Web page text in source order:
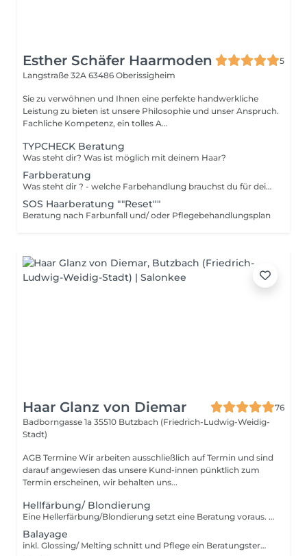
Esther Schäfer Haarmoden
5
Langstraße 32A 63486 Oberissigheim
Sie zu verwöhnen und Ihnen eine perfekte handwerkliche
Leistung zu bieten ist unsere Philosophie und unser Anspruch.
Fachliche Kompetenz, ein tolles A...
TYPCHECK Beratung
Was steht dir? Was ist möglich mit deinem Haar?
Farbberatung
Was steht dir ? - welche Farbehandlung brauchst du für deinen Look? Möchtest du zurück zu deiner Naturhaarfarbe?
SOS Haarberatung ""Reset""
Beratung nach Farbunfall und/ oder Pflegebehandlungsplan
Haar Glanz von Diemar
76
Badborngasse 1a 35510 Butzbach (Friedrich-Ludwig-Weidig-
Stadt)
AGB Termine Wir arbeiten ausschließlich auf Termin und sind
darauf angewiesen das unsere Kund-innen pünktlich zum
Termin erscheinen, wir behalten uns...
Hellfärbung/ Blondierung
Eine Hellerfärbung/Blondierung setzt eine Beratung voraus. Eine Beratung ist einzeln buchbar.
Balayage
inkl. Glossing/ Melting schnitt und Pflege ein Beratungstermin ist erforderlich